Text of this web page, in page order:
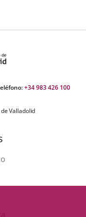
+34 983 426 100
Valladolid